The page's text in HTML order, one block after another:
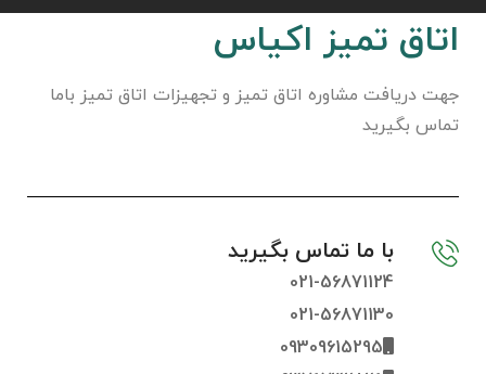
اتاق تمیز اکیاس
جهت دریافت مشاوره اتاق تمیز و تجهیزات اتاق تمیز باما
تماس بگیرید
با ما تماس بگیرید
021-56871124
021-56871130
09309615295